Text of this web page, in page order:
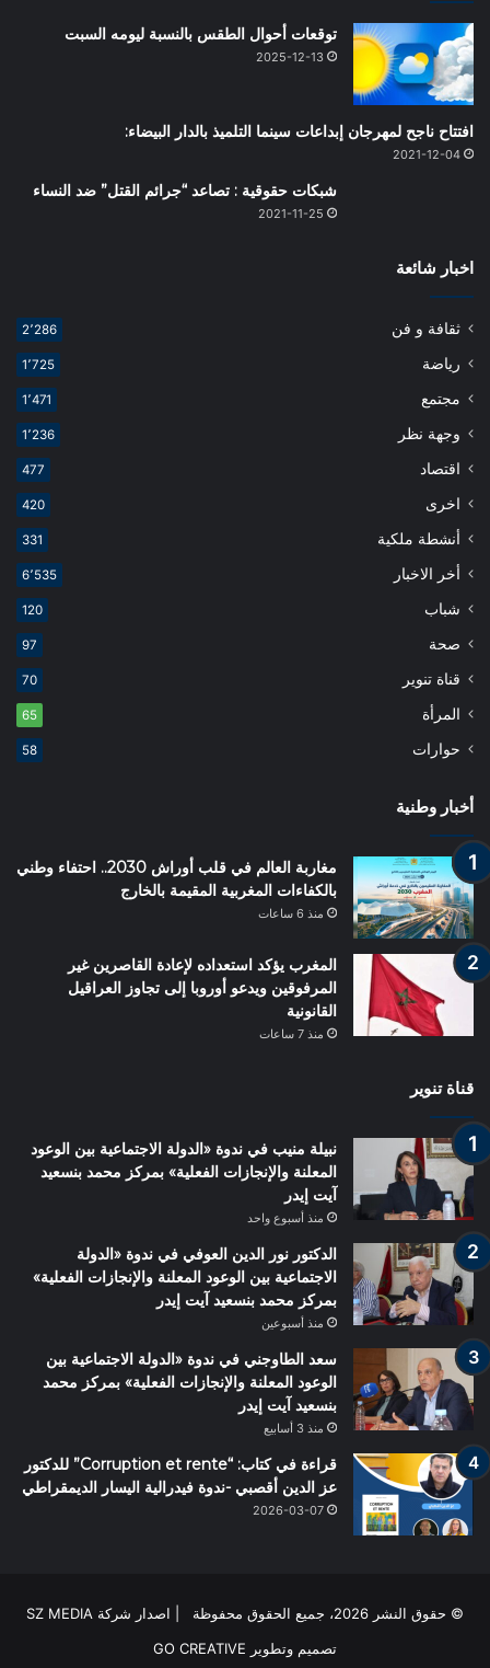
توقعات أحوال الطقس بالنسبة ليومه السبت
2025-12-13
افتتاح ناجح لمهرجان إبداعات سينما التلميذ بالدار البيضاء:
2021-12-04
شبكات حقوقية : تصاعد “جرائم القتل” ضد النساء
2021-11-25
اخبار شائعة
ثقافة و فن 2٬286
رياضة 1٬725
مجتمع 1٬471
وجهة نظر 1٬236
اقتصاد 477
اخرى 420
أنشطة ملكية 331
أخر الاخبار 6٬535
شباب 120
صحة 97
قناة تنوير 70
المرأة 65
حوارات 58
أخبار وطنية
مغاربة العالم في قلب أوراش 2030.. احتفاء وطني
بالكفاءات المغربية المقيمة بالخارج
منذ 6 ساعات
المغرب يؤكد استعداده لإعادة القاصرين غير
المرفوقين ويدعو أوروبا إلى تجاوز العراقيل
القانونية
منذ 7 ساعات
قناة تنوير
نبيلة منيب في ندوة «الدولة الاجتماعية بين الوعود
المعلنة والإنجازات الفعلية» بمركز محمد بنسعيد
آيت إيدر
منذ أسبوع واحد
الدكتور نور الدين العوفي في ندوة «الدولة
الاجتماعية بين الوعود المعلنة والإنجازات الفعلية»
بمركز محمد بنسعيد آيت إيدر
منذ أسبوعين
سعد الطاوجني في ندوة «الدولة الاجتماعية بين
الوعود المعلنة والإنجازات الفعلية» بمركز محمد
بنسعيد آيت إيدر
منذ 3 أسابيع
قراءة في كتاب: “Corruption et rente” للدكتور
عز الدين أقصبي -ندوة فيدرالية اليسار الديمقراطي
2026-03-07
© حقوق النشر 2026، جميع الحقوق محفوظة | اصدار شركة SZ MEDIA
تصميم وتطوير GO CREATIVE